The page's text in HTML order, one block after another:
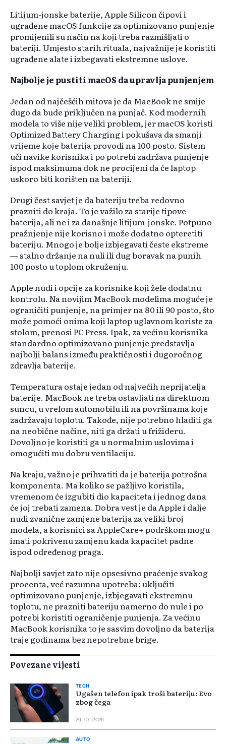
Litijum-jonske baterije, Apple Silicon čipovi i
ugrađene macOS funkcije za optimizovano punjenje
promijenili su način na koji treba razmišljati o
bateriji. Umjesto starih rituala, najvažnije je koristiti
ugrađene alate i izbegavati ekstremne uslove.
Najbolje je pustiti macOS da upravlja punjenjem
Jedan od najčešćih mitova je da MacBook ne smije
dugo da bude priključen na punjač. Kod modernih
modela to više nije veliki problem, jer macOS koristi
Optimized Battery Charging i pokušava da smanji
vrijeme koje baterija provodi na 100 posto. Sistem
uči navike korisnika i po potrebi zadržava punjenje
ispod maksimuma dok ne procijeni da će laptop
uskoro biti korišten na bateriji.
Drugi čest savjet je da bateriju treba redovno
prazniti do kraja. To je važilo za starije tipove
baterija, ali ne i za današnje litijum-jonske. Potpuno
pražnjenje nije korisno i može dodatno opteretiti
bateriju. Mnogo je bolje izbjegavati česte ekstremе
— stalno držanje na nuli ili dug boravak na punih
100 posto u toplom okruženju.
Apple nudi i opcije za korisnike koji žele dodatnu
kontrolu. Na novijim MacBook modelima moguće je
ograničiti punjenje, na primjer na 80 ili 90 posto, što
može pomoći onima koji laptop uglavnom koriste za
stolom, prenosi PC Press. Ipak, za većinu korisnika
standardno optimizovano punjenje predstavlja
najbolji balans između praktičnosti i dugoročnog
zdravlja baterije.
Temperatura ostaje jedan od najvećih neprijatelja
baterije. MacBook ne treba ostavljati na direktnom
suncu, u vrelom automobilu ili na površinama koje
zadržavaju toplotu. Takođe, nije potrebno hladiti ga
na neobične načine, niti ga držati u frižideru.
Dovoljno je koristiti ga u normalnim uslovima i
omogućiti mu dobru ventilaciju.
Na kraju, važno je prihvatiti da je baterija potrošna
komponenta. Ma koliko se pažljivo koristila,
vremenom će izgubiti dio kapaciteta i jednog dana
će joj trebati zamena. Dobra vest je da Apple i dalje
nudi zvanične zamjene baterija za veliki broj
modela, a korisnici sa AppleCare+ podrškom mogu
imati pokrivenu zamjenu kada kapacitet padne
ispod određenog praga.
Najbolji savjet zato nije opsesivno praćenje svakog
procenta, već razumna upotreba: uključiti
optimizovano punjenje, izbjegavati ekstremnu
toplotu, ne prazniti bateriju namerno do nule i po
potrebi koristiti ograničenje punjenja. Za većinu
MacBook korisnika to je sasvim dovoljno da baterija
traje godinama bez nepotrebne brige.
Povezane vijesti
TECH
Ugašen telefon ipak troši bateriju: Evo
zbog čega
29. 07. 2026.
AUTO